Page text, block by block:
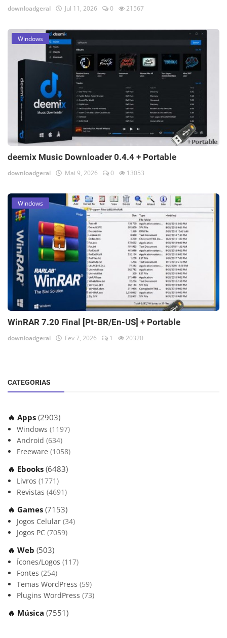
downloadgeral Jul 11, 2026 0 21567
Windows
deemix Music Downloader 0.4.4 + Portable
downloadgeral Mai 9, 2026 0 13053
Windows
WinRAR 7.20 Final [Pt-BR/En-US] + Portable
downloadgeral Fev 7, 2026 1 20320
CATEGORIAS
🔥 Apps (2903)
Windows (1197)
Android (634)
Freeware (1058)
🔥 Ebooks (6483)
Livros (1771)
Revistas (4691)
🔥 Games (7153)
Jogos Celular (34)
Jogos PC (7059)
🔥 Web (503)
Ícones/Logos (117)
Fontes (254)
Temas WordPress (59)
Plugins WordPress (73)
🔥 Música (7551)